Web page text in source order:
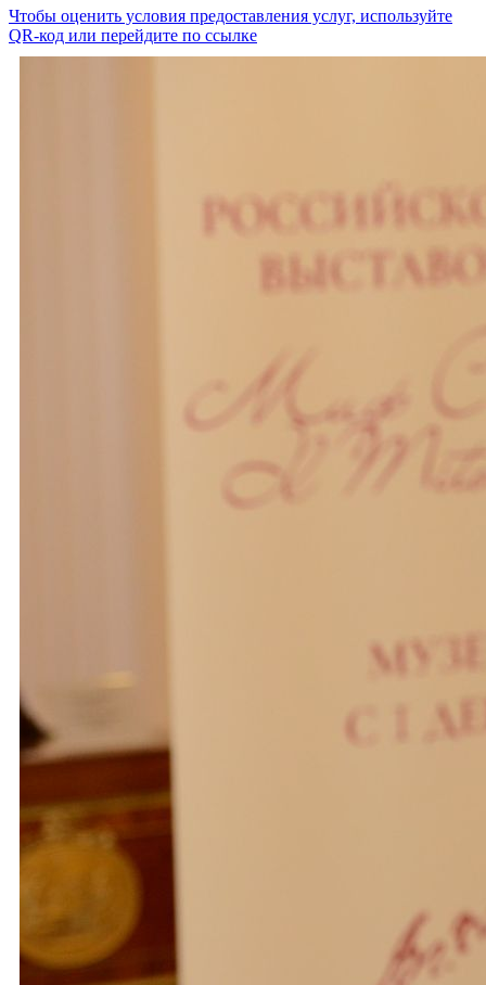
Чтобы оценить условия предоставления услуг, используйте
QR-код или перейдите по ссылке